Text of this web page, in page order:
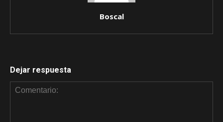
Boscal
Dejar respuesta